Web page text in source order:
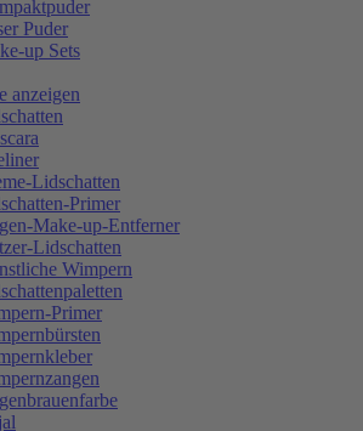
Puder
up Sets
anzeigen
Lidschatten
Primer
Make-up-Entferner
Lidschatten
Wimpern
Primer